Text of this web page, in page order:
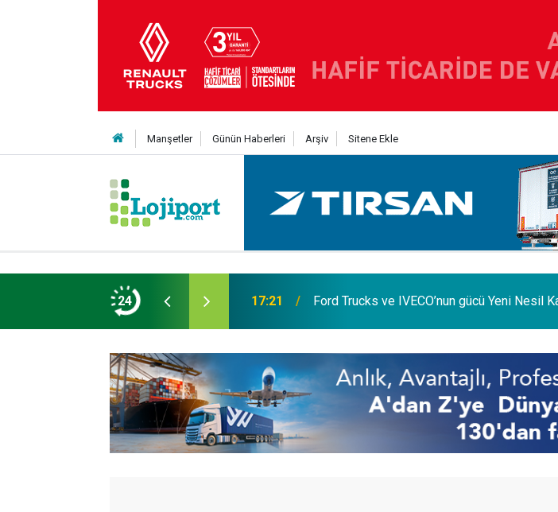
Manşetler Günün Haberleri Arşiv Sitene Ekle
24
Nesil Kabin Projesi’nde birleşecek 10:35 Treylerde iç pazar daraldı, ihracat şaha kalktı